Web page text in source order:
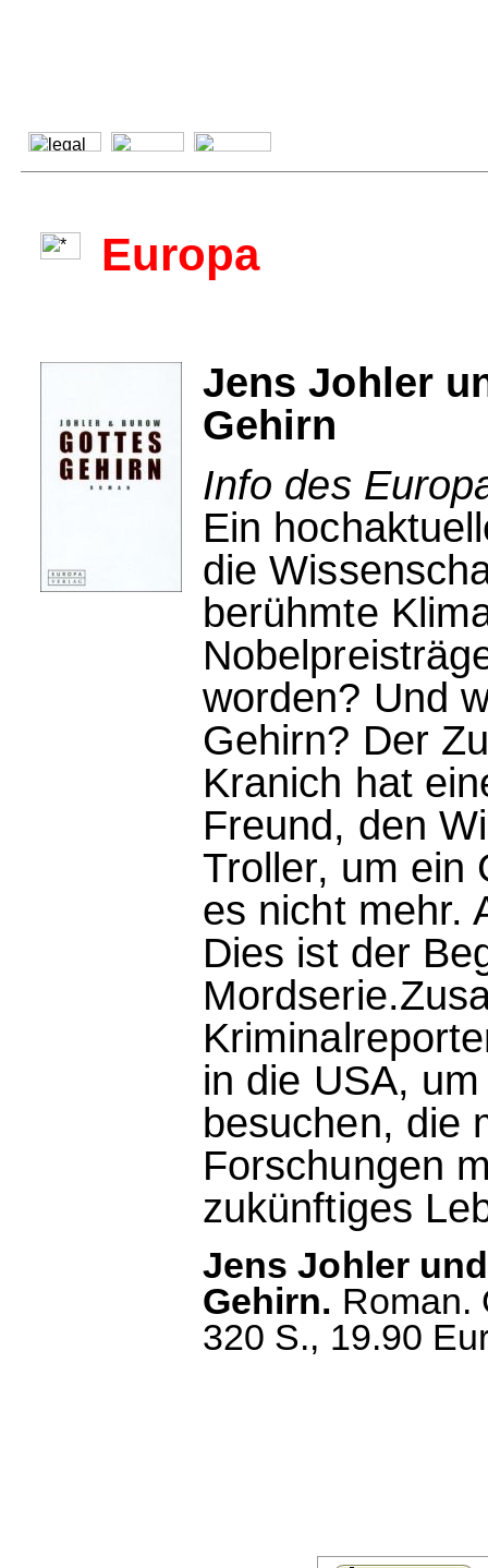
Europa
Jens Johler
Gehirn
Info des
Ein
die
berühmte
worden? Und
Gehirn? Der
Kranich hat
Freund, den
Troller, um ein
es nicht mehr.
Dies ist der
in die USA,
besuchen, die
Forschungen
zukünftiges
Jens Johler
Gehirn. Roman.
320 S., 19.90